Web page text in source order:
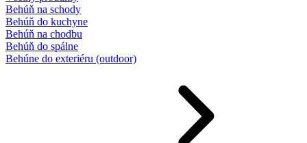
Behúň na schody
Behúň do kuchyne
Behúň na chodbu
Behúň do spálne
Behúne do exteriéru (outdoor)